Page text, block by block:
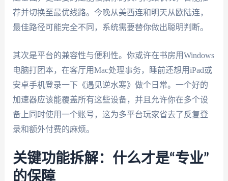
荐并切换至最优线路。今晚从美西连和明天从欧陆连，
最佳路径可能完全不同，系统需要替你做出聪明判断。
其次是平台的兼容性与便利性。你或许在书房用Windows
电脑打团本，在客厅用Mac处理事务，睡前还想用iPad或
安卓手机登录一下《遇见逆水寒》做个日常。一个好的
加速器应该能覆盖所有这些设备，并且允许你在多个设
备上同时使用一个账号，这为多平台玩家省去了反复登
录和额外付费的麻烦。
关键功能拆解：什么才是“专业”
的保障